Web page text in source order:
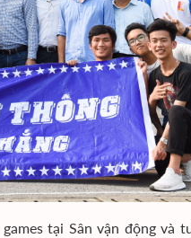
tại Sân vận động và